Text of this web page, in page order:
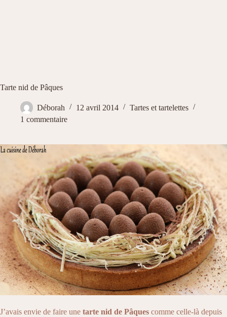
Tarte nid de Pâques
Déborah 12 avril 2014
Tartes et tartelettes
1 commentaire
J’avais envie de faire une tarte nid de Pâques comme celle-là depuis